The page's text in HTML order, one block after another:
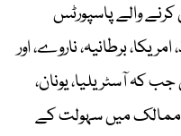
والے پاسپورٹس
برطانیہ، ناروے، اور
کہ آسٹریلیا، یونان،
مالٹا، اور کینیڈا کے پاسپورٹس 185 ممالک میں سہولت کے